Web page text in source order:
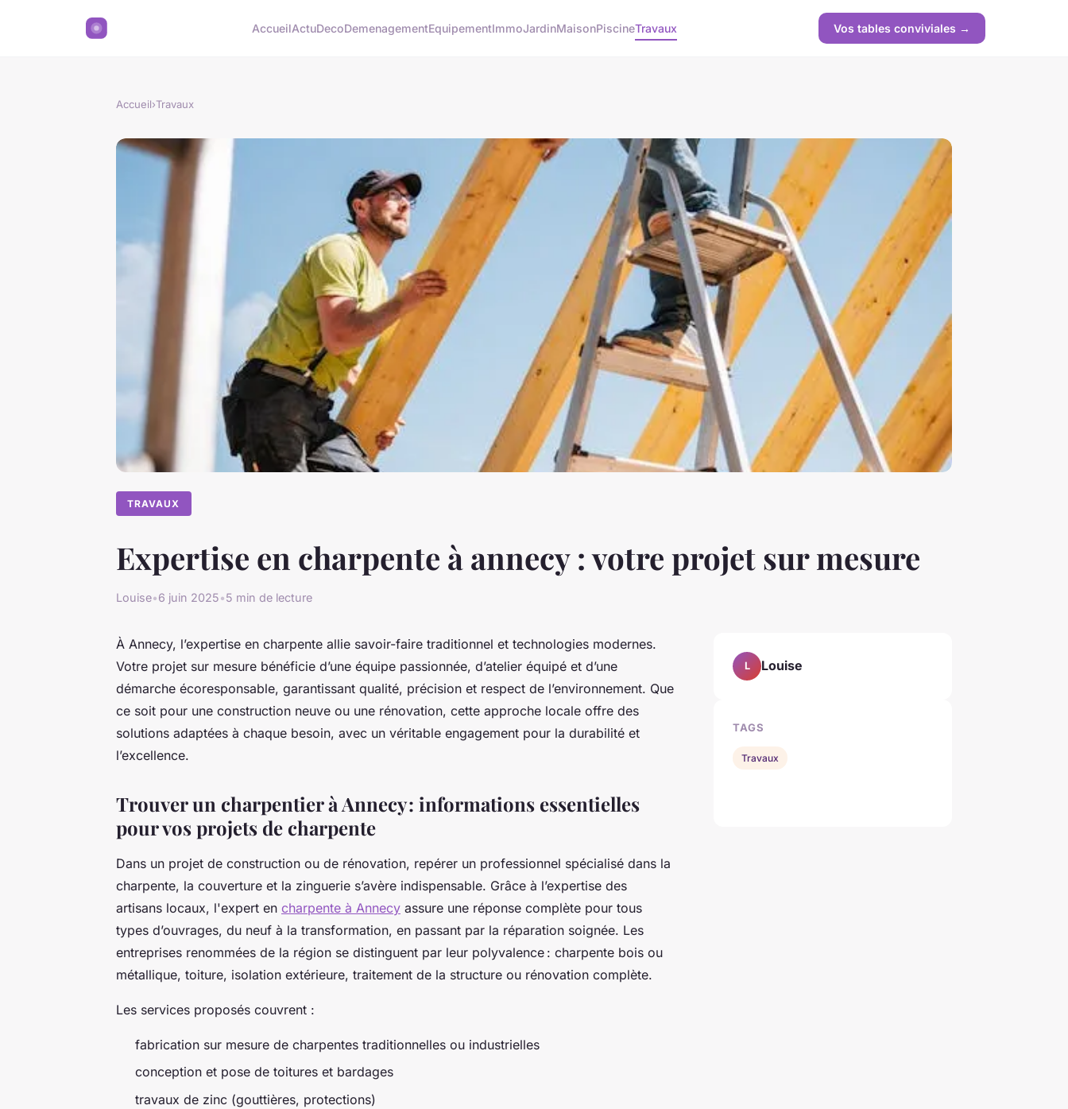
AccueilActuDecoDemenagementEquipementImmoJardinMaisonPiscineTravaux Vos tables conviviales →
Accueil›Travaux
TRAVAUX
Expertise en charpente à annecy : votre projet sur mesure
Louise•6 juin 2025•5 min de lecture
À Annecy, l’expertise en charpente allie savoir-faire traditionnel et technologies modernes.
Votre projet sur mesure bénéficie d’une équipe passionnée, d’atelier équipé et d’une
démarche écoresponsable, garantissant qualité, précision et respect de l’environnement. Que
ce soit pour une construction neuve ou une rénovation, cette approche locale offre des
solutions adaptées à chaque besoin, avec un véritable engagement pour la durabilité et
l’excellence.
Trouver un charpentier à Annecy : informations essentielles
pour vos projets de charpente
Dans un projet de construction ou de rénovation, repérer un professionnel spécialisé dans la
charpente, la couverture et la zinguerie s’avère indispensable. Grâce à l’expertise des
artisans locaux, l'expert en charpente à Annecy assure une réponse complète pour tous
types d’ouvrages, du neuf à la transformation, en passant par la réparation soignée. Les
entreprises renommées de la région se distinguent par leur polyvalence : charpente bois ou
métallique, toiture, isolation extérieure, traitement de la structure ou rénovation complète.
Les services proposés couvrent :
fabrication sur mesure de charpentes traditionnelles ou industrielles
conception et pose de toitures et bardages
travaux de zinc (gouttières, protections)
L Louise
TAGS
Travaux